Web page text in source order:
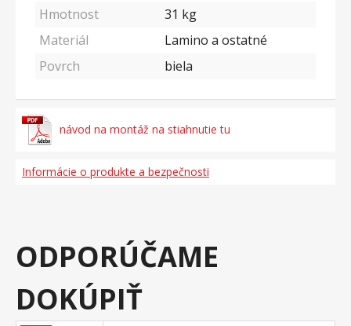
Hmotnost
31 kg
Materiál
Lamino a ostatné
Povrch
biela
návod na montáž na stiahnutie tu
Informácie o produkte a bezpečnosti
ODPORÚČAME
DOKÚPIŤ